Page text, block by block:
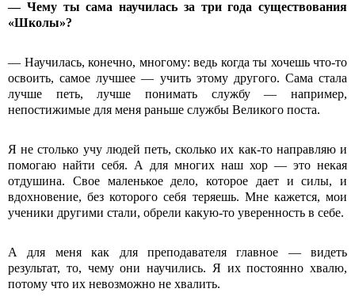
— Чему ты сама научилась за три года существования
«Школы»?
— Научилась, конечно, многому: ведь когда ты хочешь что-то
освоить, самое лучшее — учить этому другого. Сама стала
лучше петь, лучше понимать службу — например,
непостижимые для меня раньше службы Великого поста.
Я не столько учу людей петь, сколько их как-то направляю и
помогаю найти себя. А для многих наш хор — это некая
отдушина. Свое маленькое дело, которое дает и силы, и
вдохновение, без которого себя теряешь. Мне кажется, мои
ученики другими стали, обрели какую-то уверенность в себе.
А для меня как для преподавателя главное — видеть
результат, то, чему они научились. Я их постоянно хвалю,
потому что их невозможно не хвалить.